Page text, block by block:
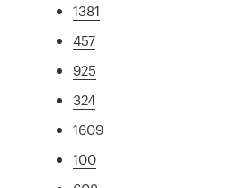
1381
457
925
324
1609
100